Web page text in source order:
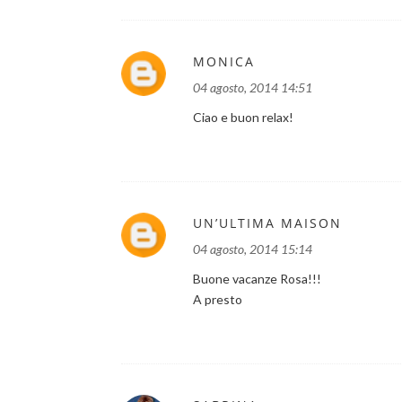
MONICA
04 agosto, 2014 14:51
Ciao e buon relax!
UN’ULTIMA MAISON
04 agosto, 2014 15:14
Buone vacanze Rosa!!!
A presto